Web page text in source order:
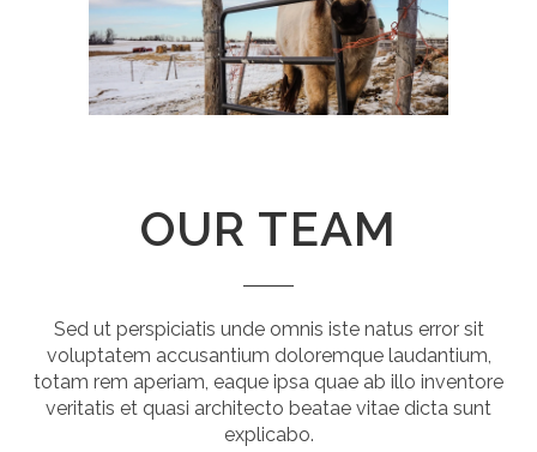
OUR TEAM
Sed ut perspiciatis unde omnis iste natus error sit
voluptatem accusantium doloremque laudantium,
totam rem aperiam, eaque ipsa quae ab illo inventore
veritatis et quasi architecto beatae vitae dicta sunt
explicabo.